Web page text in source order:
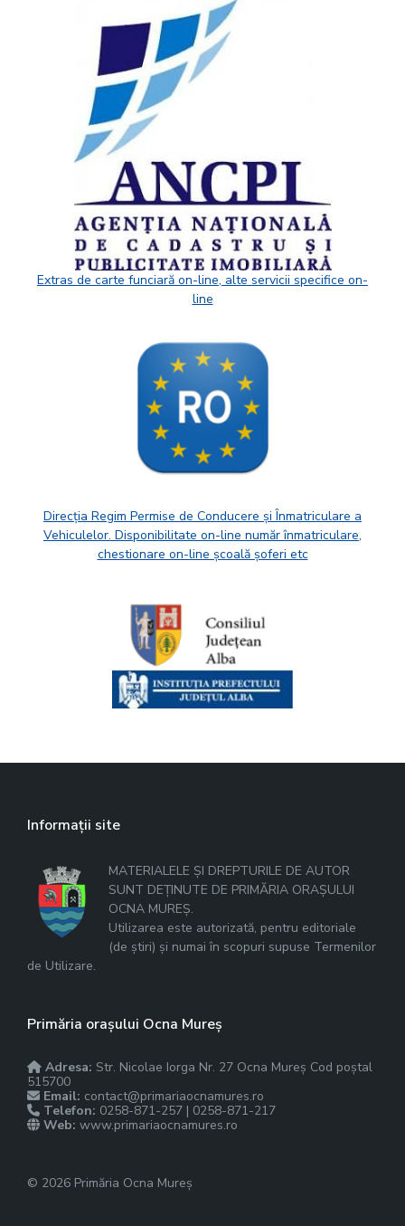
Extras de carte funciară on-line, alte servicii specifice on-
line
Direcția Regim Permise de Conducere și Înmatriculare a
Vehiculelor. Disponibilitate on-line număr înmatriculare,
chestionare on-line școală șoferi etc
Informații site
MATERIALELE ȘI DREPTURILE DE AUTOR
SUNT DEȚINUTE DE PRIMĂRIA ORAȘULUI
OCNA MUREȘ.
Utilizarea este autorizată, pentru editoriale
(de știri) și numai în scopuri supuse Termenilor
de Utilizare.
Primăria orașului Ocna Mureș
Adresa: Str. Nicolae Iorga Nr. 27 Ocna Mureș Cod poștal
515700
Email: contact@primariaocnamures.ro
Telefon: 0258-871-257 | 0258-871-217
Web: www.primariaocnamures.ro
© 2026 Primăria Ocna Mureș